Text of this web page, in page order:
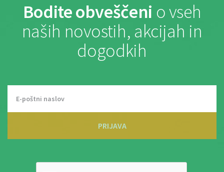
Bodite obveščeni o vseh
naših novostih, akcijah in
dogodkih
PRIJAVA